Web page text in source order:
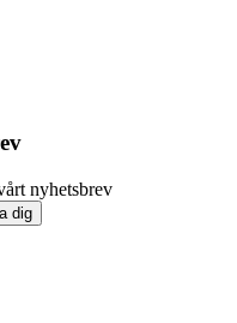
nyhetsbrev
dig